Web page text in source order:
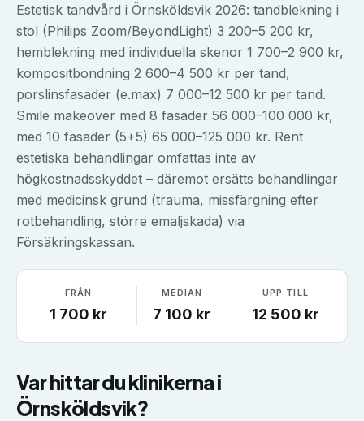
Estetisk tandvård i Örnsköldsvik 2026: tandblekning i
stol (Philips Zoom/BeyondLight) 3 200–5 200 kr,
hemblekning med individuella skenor 1 700–2 900 kr,
kompositbondning 2 600–4 500 kr per tand,
porslinsfasader (e.max) 7 000–12 500 kr per tand.
Smile makeover med 8 fasader 56 000–100 000 kr,
med 10 fasader (5+5) 65 000–125 000 kr. Rent
estetiska behandlingar omfattas inte av
högkostnadsskyddet – däremot ersätts behandlingar
med medicinsk grund (trauma, missfärgning efter
rotbehandling, större emaljskada) via
Försäkringskassan.
FRÅN
1 700 kr
MEDIAN
7 100 kr
UPP TILL
12 500 kr
Var hittar du klinikerna i
Örnsköldsvik?